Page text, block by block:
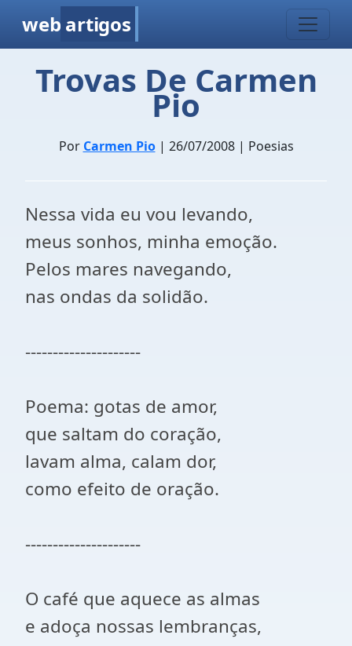
web artigos
Trovas De Carmen
Pio
Por Carmen Pio| 26/07/2008 | Poesias
Nessa vida eu vou levando,
meus sonhos, minha emoção.
Pelos mares navegando,
nas ondas da solidão.
---------------------
Poema: gotas de amor,
que saltam do coração,
lavam alma, calam dor,
como efeito de oração.
---------------------
O café que aquece as almas
e adoça nossas lembranças,